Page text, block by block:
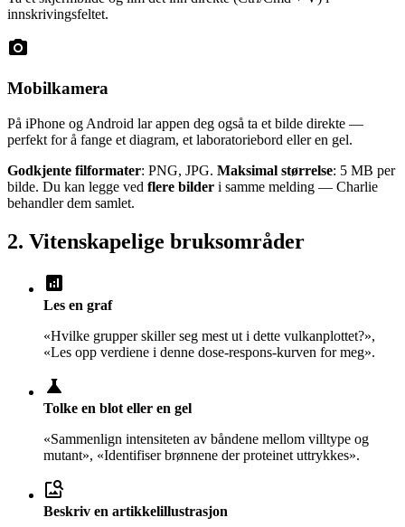
innskrivingsfeltet.
photo_camera
Mobilkamera
På iPhone og Android lar appen deg også ta et bilde direkte —
perfekt for å fange et diagram, et laboratoriebord eller en gel.
Godkjente filformater: PNG, JPG. Maksimal størrelse: 5 MB per
bilde. Du kan legge ved flere bilder i samme melding — Charlie
behandler dem samlet.
2. Vitenskapelige bruksområder
analytics
Les en graf
«Hvilke grupper skiller seg mest ut i dette vulkanplottet?»,
«Les opp verdiene i denne dose-respons-kurven for meg».
science
Tolke en blot eller en gel
«Sammenlign intensiteten av båndene mellom villtype og
mutant», «Identifiser brønnene der proteinet uttrykkes».
image_search
Beskriv en artikkelillustrasjon